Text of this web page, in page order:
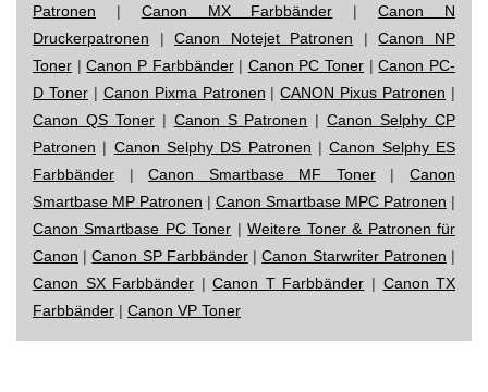
Patronen | Canon MX Farbbänder |Canon N
Druckerpatronen |Canon Notejet Patronen |Canon NP
Toner |Canon P Farbbänder| Canon PC Toner |Canon PC-
D Toner| Canon Pixma Patronen |CANON Pixus Patronen |
Canon QS Toner| Canon S Patronen |Canon Selphy CP
Patronen | Canon Selphy DS Patronen |Canon Selphy ES
Farbbänder |Canon Smartbase MF Toner|Canon
Smartbase MP Patronen | Canon Smartbase MPC Patronen |
Canon Smartbase PC Toner |Weitere Toner & Patronen für
Canon |Canon SP Farbbänder|Canon Starwriter Patronen |
Canon SX Farbbänder |Canon T Farbbänder | Canon TX
Farbbänder | Canon VP Toner